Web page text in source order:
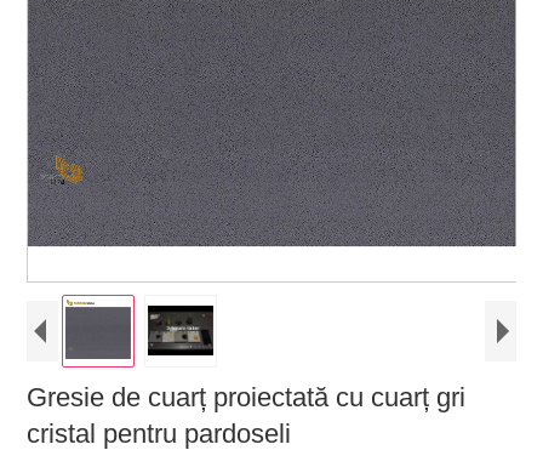
Gresie de cuarț proiectată cu cuarț gri
cristal pentru pardoseli